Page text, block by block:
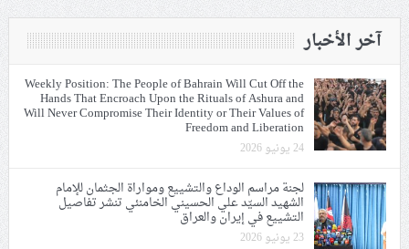
آخر الأخبار
Weekly Position: The People of Bahrain Will Cut Off the
Hands That Encroach Upon the Rituals of Ashura and
Will Never Compromise Their Identity or Their Values of
Freedom and Liberation
24 يونيو 2026
لجنة مراسم الوداع والتشييع ومواراة الجثمان للإمام
الشهيد السيّد علي الحسيني الخامنئي تنشر تفاصيل
التشييع في إيران والعراق
23 يونيو 2026